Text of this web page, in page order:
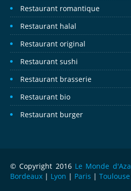
Restaurant romantique
Restaurant halal
Restaurant original
Restaurant sushi
Restaurant brasserie
Restaurant bio
Restaurant burger
© Copyright 2016 Le Monde d'Aza
Bordeaux | Lyon | Paris | Toulouse